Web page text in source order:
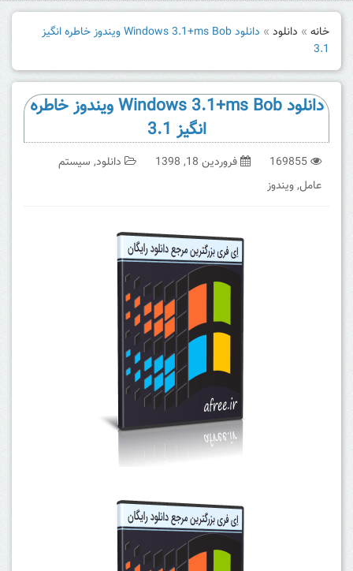
خانه » دانلود »
دانلود Windows 3.1+ms Bob ویندوز خاطره انگیز
3.1
دانلود Windows 3.1+ms Bob ویندوز خاطره
انگیز 3.1
169855 فروردین 18, 1398 دانلود, سیستم
عامل,ویندوز